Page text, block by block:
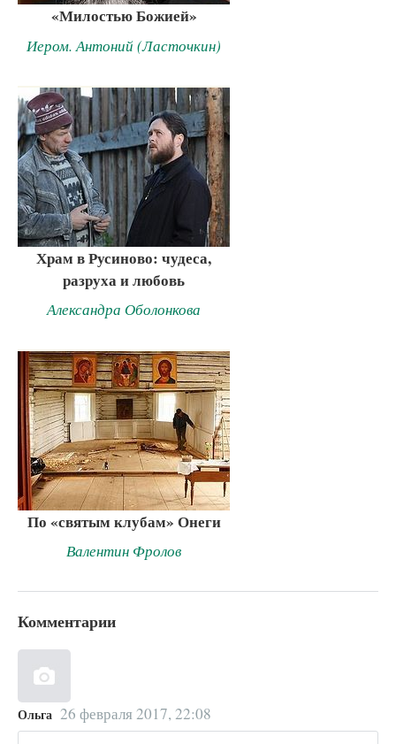
«Милостью Божией»
Иером. Антоний (Ласточкин)
Храм в Русиново: чудеса,
разруха и любовь
Александра Оболонкова
По «святым клубам» Онеги
Валентин Фролов
Комментарии
Ольга 26 февраля 2017, 22:08